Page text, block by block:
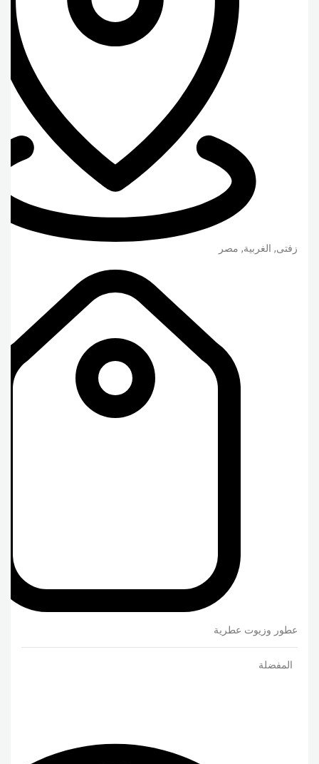
زفتى, الغربية, مصر
عطور وزيوت عطرية
المفضلة